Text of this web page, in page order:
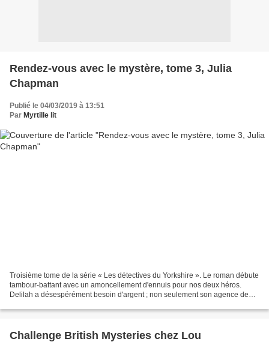
Rendez-vous avec le mystère, tome 3, Julia
Chapman
Publié le 04/03/2019 à 13:51
Par Myrtille lit
Troisième tome de la série « Les détectives du Yorkshire ». Le roman débute
tambour-battant avec un amoncellement d'ennuis pour nos deux héros.
Delilah a désespérément besoin d'argent ; non seulement son agence de
Challenge British Mysteries chez Lou